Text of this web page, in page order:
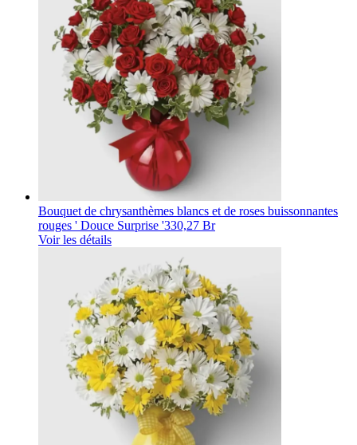
Bouquet de chrysanthèmes blancs et de roses buissonnantes
rouges ' Douce Surprise '330,27 Br
Voir les détails